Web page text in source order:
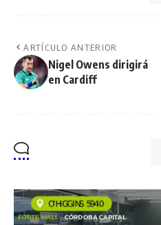
ARTÍCULO ANTERIOR
Nigel Owens dirigirá
en Cardiff